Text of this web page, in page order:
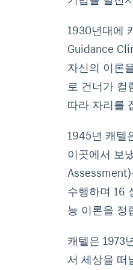
1930년대에
Guidance
자신의 이론
로 건너가
따라 자리를
1945년 캐텔
이곳에서 보
수행하며 16
능 이론을 정
캐텔은 1973
서 세상을 떠